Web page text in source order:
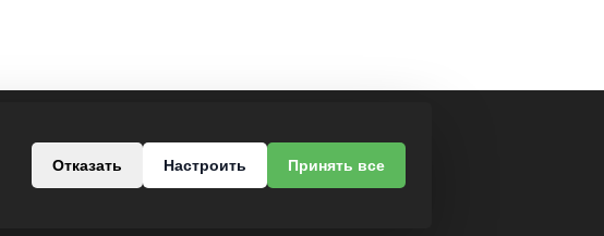
Славгородский проезд, 37
Отказать Настроить Принять все